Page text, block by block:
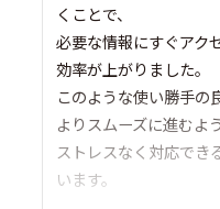
くことで、
必要な情報にすぐアク
効率が上がりました。
このような使い勝手の
よりスムーズに進むよ
ストレスなく対応でき
います。